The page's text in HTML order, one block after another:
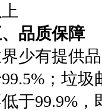
品质保障
少有提供
；垃
于99.9%